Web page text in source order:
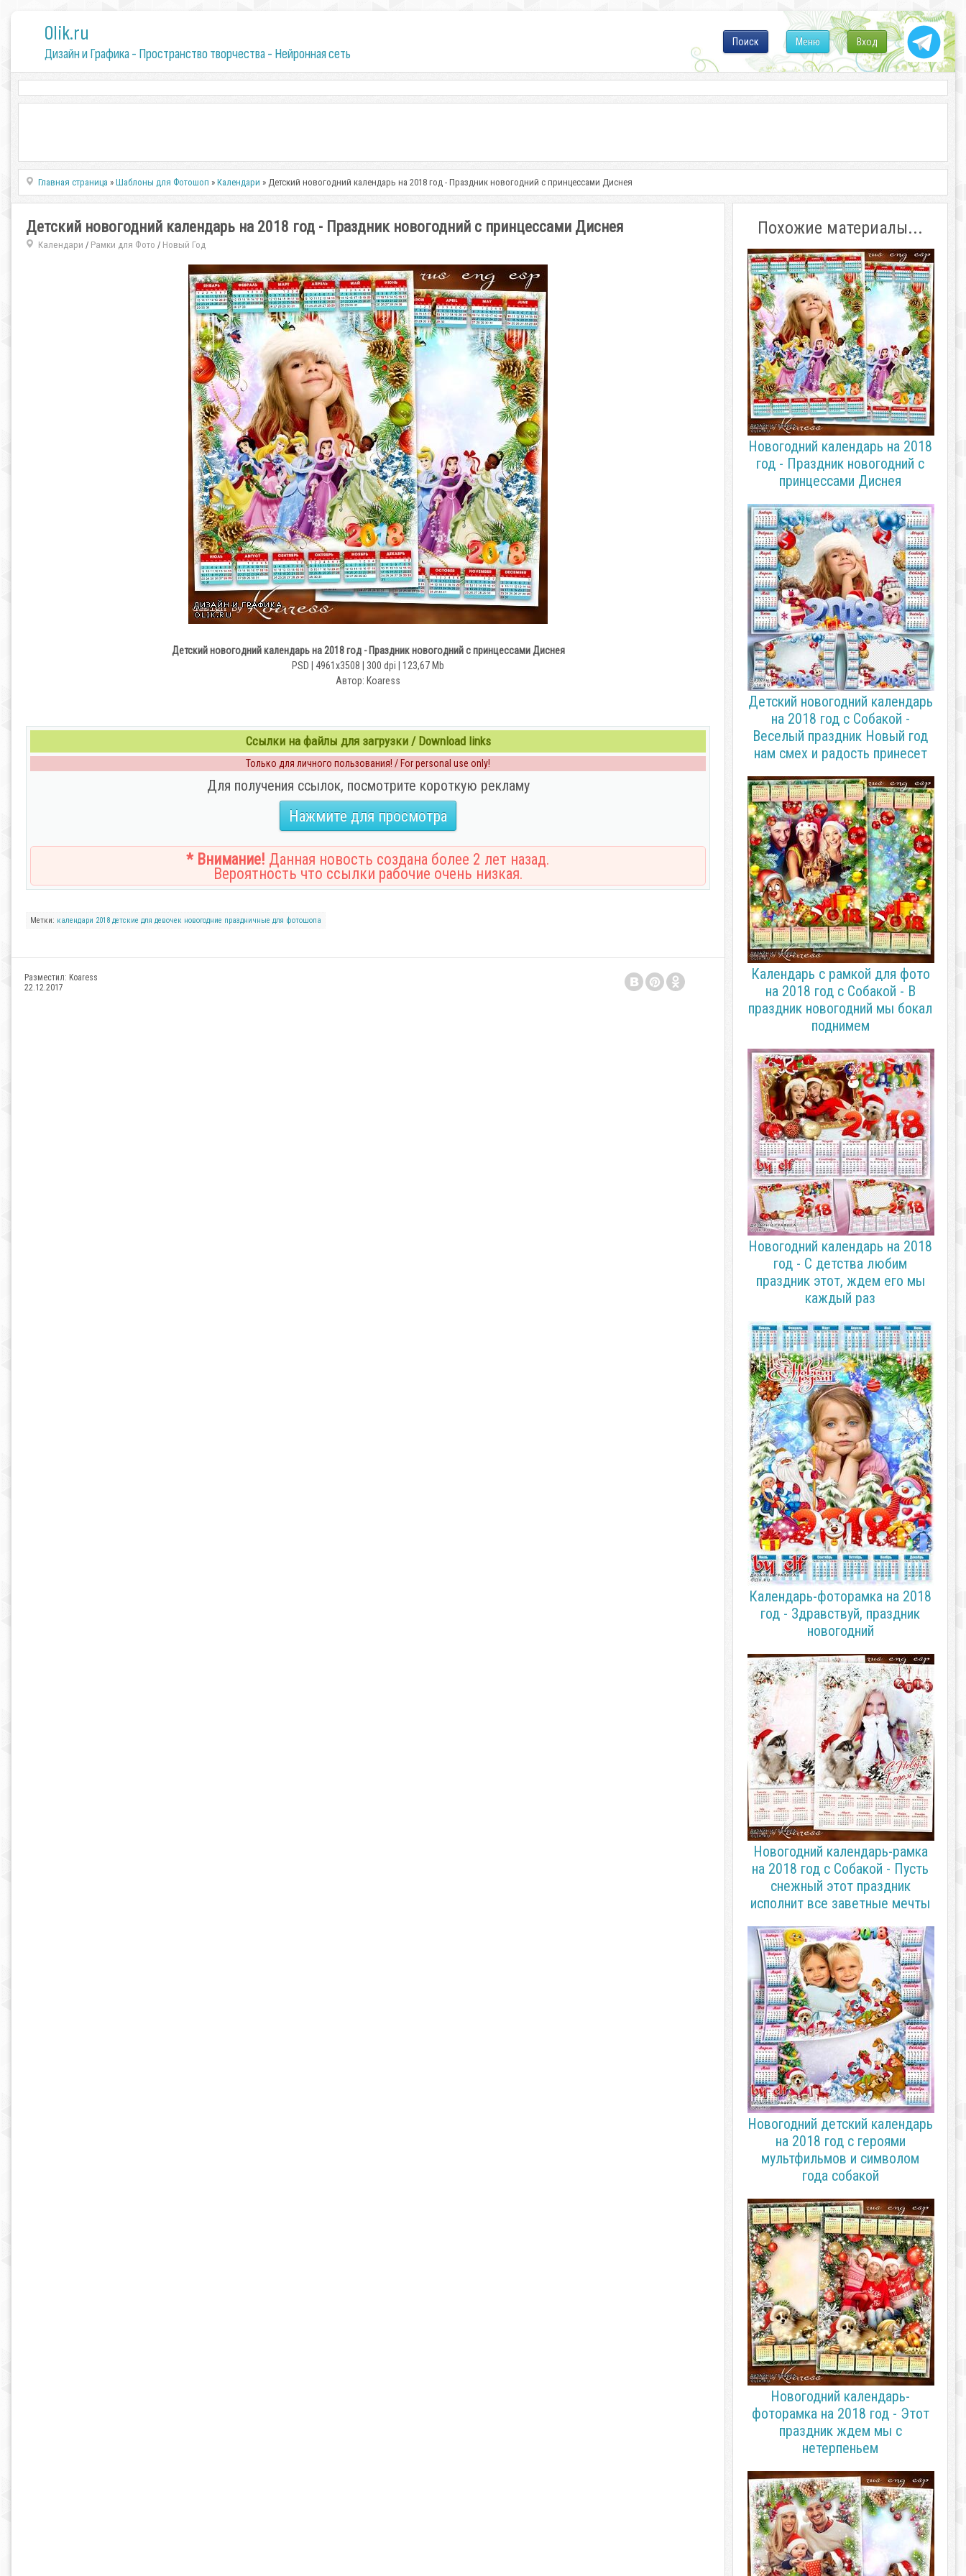
0lik.ru
Дизайн и Графика - Пространство творчества - Нейронная сеть
Вход
Меню
Поиск
Главная страница »Шаблоны для Фотошоп »Календари » Детский новогодний календарь на 2018 год - Праздник новогодний с принцессами Диснея
Детский новогодний календарь на 2018 год - Праздник новогодний с принцессами Диснея
Календари / Рамки для Фото / Новый Год
Детский новогодний календарь на 2018 год - Праздник новогодний с принцессами Диснея
PSD | 4961x3508 | 300 dpi | 123,67 Mb
Автор: Koaress
Ссылки на файлы для загрузки / Download links
Только для личного пользования! / For personal use only!
Для получения ссылок, посмотрите короткую рекламу
Нажмите для просмотра
* Внимание! Данная новость создана более 2 лет назад.
Вероятность что ссылки рабочие очень низкая.
Метки: календари 2018 детские для девочек новогодние праздничные для фотошопа
Разместил: Koaress
22.12.2017
Похожие материалы...
Новогодний календарь на 2018
год - Праздник новогодний с
принцессами Диснея
Детский новогодний календарь
на 2018 год с Собакой -
Веселый праздник Новый год
нам смех и радость принесет
Календарь с рамкой для фото
на 2018 год с Собакой - В
праздник новогодний мы бокал
поднимем
Новогодний календарь на 2018
год - С детства любим
праздник этот, ждем его мы
каждый раз
Календарь-фоторамка на 2018
год - Здравствуй, праздник
новогодний
Новогодний календарь-рамка
на 2018 год с Собакой - Пусть
снежный этот праздник
исполнит все заветные мечты
Новогодний детский календарь
на 2018 год с героями
мультфильмов и символом
года собакой
Новогодний календарь-
фоторамка на 2018 год - Этот
праздник ждем мы с
нетерпеньем